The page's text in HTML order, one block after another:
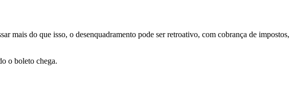
mais do que isso, o desenquadramento pode ser retroativo, com cobrança de impostos,
o boleto chega.